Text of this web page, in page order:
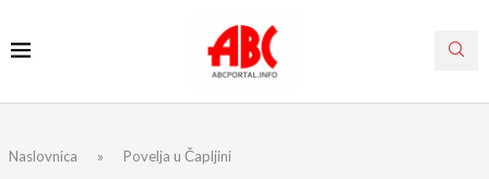
Naslovnica » Povelja u Čapljini